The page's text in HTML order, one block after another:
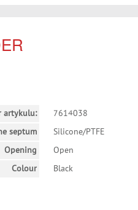
artykulu: 7614038
septum Silicone/PTFE
Opening Open
Colour Black